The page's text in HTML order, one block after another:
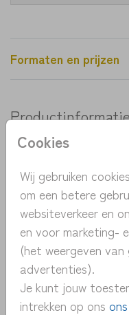
Cookies
Wij gebruiken
om een betere
websiteverkeer en
en voor marketing-
(het weergeven van
advertenties).
Je kunt jouw
intrekken op ons
Formaten en prijzen
OMSCHRIJVING
Hip geboortekaartje
Dit kaartje tovert
ooievaar is met pen
maken het kaartje
kleur en het
Toon meer
COLLECTIE
jongen